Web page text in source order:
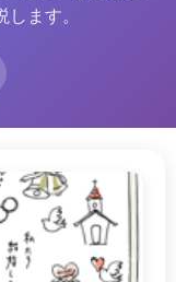
ます。